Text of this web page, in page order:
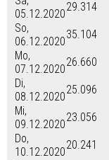
05.12.2020
29.314
So,
06.12.2020
35.104
Mo,
07.12.2020
26.660
Di,
08.12.2020
25.096
Mi,
09.12.2020
23.056
Do,
10.12.2020
20.241